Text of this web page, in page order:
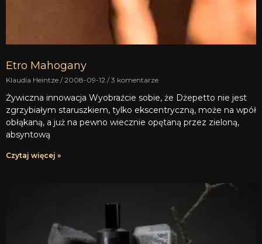
Etro Mahogany
Klaudia Heintze 2008-09-12 3 komentarze
Żywiczna innowacja Wyobraźcie sobie, że Dżepetto nie jest
zgrzybiałym staruszkiem, tylko ekscentryczną, może na wpół
obłąkaną, a już na pewno wiecznie opętaną przez zieloną,
absyntową
Czytaj więcej »